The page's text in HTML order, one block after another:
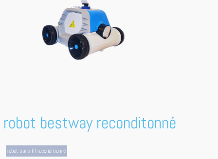
robot bestway reconditonné
robot sans fil reconditionné